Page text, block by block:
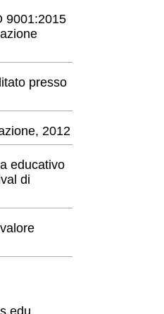
9001:2015
presso
2012
educativo
di